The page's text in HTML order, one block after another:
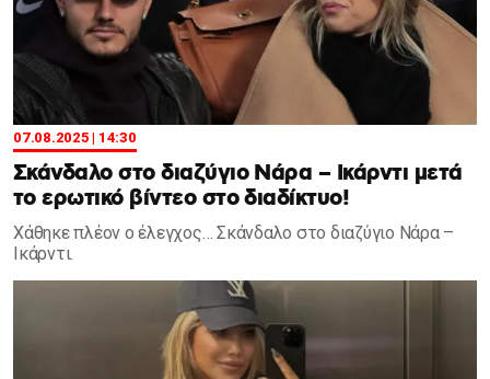
07.08.2025 | 14:30
Σκάνδαλο στο διαζύγιο Νάρα – Ικάρντι μετά
το ερωτικό βίντεο στο διαδίκτυο!
Χάθηκε πλέον ο έλεγχος… Σκάνδαλο στο διαζύγιο Νάρα –
Ικάρντι.